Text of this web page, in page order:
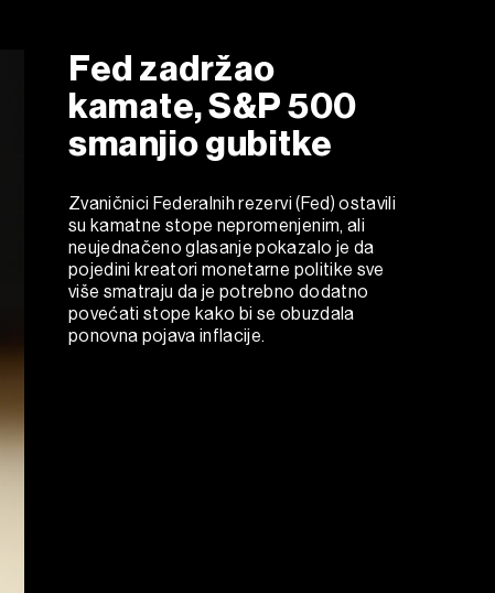
Fed zadržao
kamate, S&P 500
smanjio gubitke
Zvaničnici Federalnih rezervi (Fed) ostavili
su kamatne stope nepromenjenim, ali
neujednačeno glasanje pokazalo je da
pojedini kreatori monetarne politike sve
više smatraju da je potrebno dodatno
povećati stope kako bi se obuzdala
ponovna pojava inflacije.